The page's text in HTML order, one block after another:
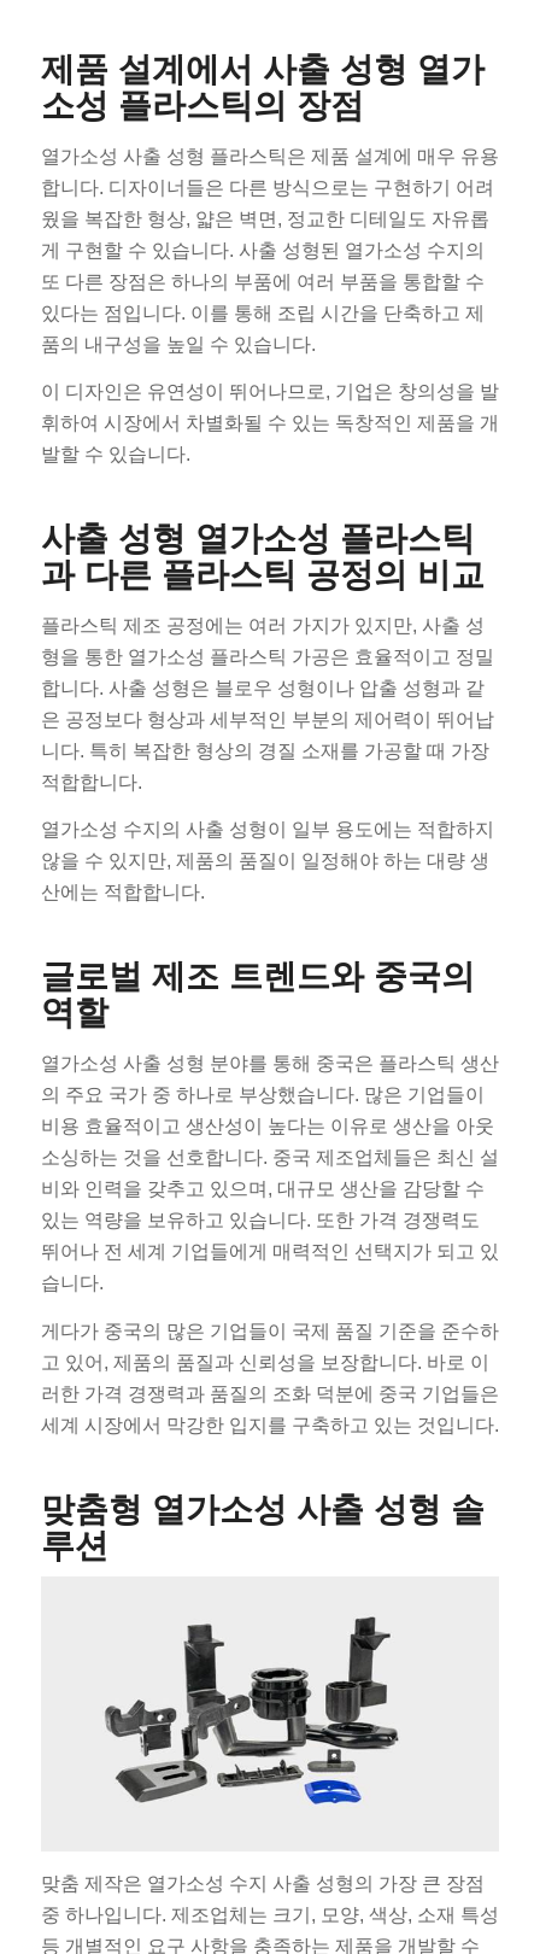
제품 설계에서 사출 성형 열가
소성 플라스틱의 장점
열가소성 사출 성형 플라스틱은 제품 설계에 매우 유용
합니다. 디자이너들은 다른 방식으로는 구현하기 어려
웠을 복잡한 형상, 얇은 벽면, 정교한 디테일도 자유롭
게 구현할 수 있습니다. 사출 성형된 열가소성 수지의
또 다른 장점은 하나의 부품에 여러 부품을 통합할 수
있다는 점입니다. 이를 통해 조립 시간을 단축하고 제
품의 내구성을 높일 수 있습니다.
이 디자인은 유연성이 뛰어나므로, 기업은 창의성을 발
휘하여 시장에서 차별화될 수 있는 독창적인 제품을 개
발할 수 있습니다.
사출 성형 열가소성 플라스틱
과 다른 플라스틱 공정의 비교
플라스틱 제조 공정에는 여러 가지가 있지만, 사출 성
형을 통한 열가소성 플라스틱 가공은 효율적이고 정밀
합니다. 사출 성형은 블로우 성형이나 압출 성형과 같
은 공정보다 형상과 세부적인 부분의 제어력이 뛰어납
니다. 특히 복잡한 형상의 경질 소재를 가공할 때 가장
적합합니다.
열가소성 수지의 사출 성형이 일부 용도에는 적합하지
않을 수 있지만, 제품의 품질이 일정해야 하는 대량 생
산에는 적합합니다.
글로벌 제조 트렌드와 중국의
역할
열가소성 사출 성형 분야를 통해 중국은 플라스틱 생산
의 주요 국가 중 하나로 부상했습니다. 많은 기업들이
비용 효율적이고 생산성이 높다는 이유로 생산을 아웃
소싱하는 것을 선호합니다. 중국 제조업체들은 최신 설
비와 인력을 갖추고 있으며, 대규모 생산을 감당할 수
있는 역량을 보유하고 있습니다. 또한 가격 경쟁력도
뛰어나 전 세계 기업들에게 매력적인 선택지가 되고 있
습니다.
게다가 중국의 많은 기업들이 국제 품질 기준을 준수하
고 있어, 제품의 품질과 신뢰성을 보장합니다. 바로 이
러한 가격 경쟁력과 품질의 조화 덕분에 중국 기업들은
세계 시장에서 막강한 입지를 구축하고 있는 것입니다.
맞춤형 열가소성 사출 성형 솔
루션
맞춤 제작은 열가소성 수지 사출 성형의 가장 큰 장점
중 하나입니다. 제조업체는 크기, 모양, 색상, 소재 특성
등 개별적인 요구 사항을 충족하는 제품을 개발할 수